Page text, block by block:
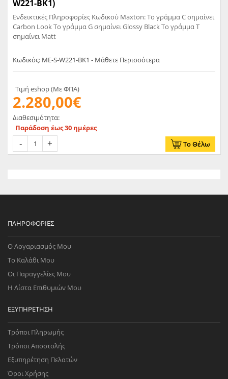
W221-BK1)
Ενδεικτικές Πληροφορίες Κωδικού Maxton: Το γράμμα C σημαίνει
Carbon Look Το γράμμα G σημαίνει Glossy Black Το γράμμα T
σημαίνει Matt
Κωδικός: ME-S-W221-BK1 - Μάθετε Περισσότερα
Τιμή eshop (Με ΦΠΑ)
2.280,00€
Διαθεσιμότητα:
Παράδοση έως 30 ημέρες
Το Θέλω
ΠΛΗΡΟΦΟΡΊΕΣ
Ο Λογαριασμός Μου
Το Καλάθι Μου
Οι Παραγγελίες Μου
Η Λίστα Επιθυμιών Μου
ΕΞΥΠΗΡΈΤΗΣΗ
Τρόποι Πληρωμής
Τρόποι Αποστολής
Εξυπηρέτηση Πελατών
Όροι Χρήσης